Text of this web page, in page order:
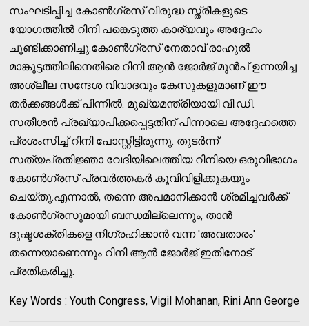
സംഘടിപ്പിച്ച കോൺഗ്രസ് വിരുദ്ധ സ്ത്രീകളുടെ
യോഗത്തിൽ റിനി പങ്കെടുത്ത കാര്യവും അദ്ദേഹം
ചൂണ്ടിക്കാണിച്ചു.കോൺഗ്രസ് നേതാവ് രാഹുൽ
മാങ്കൂട്ടത്തിലിനെതിരെ റിനി ആൻ ജോർജ് മുൻപ് ഉന്നയിച്ച
അശ്ലീല സന്ദേശ വിവാദവും കേസുകളുമാണ് ഈ
തർക്കങ്ങൾക്ക് പിന്നിൽ. മുഖ്യമന്ത്രിയായി വി.ഡി.
സതീശൻ പ്രഖ്യാപിക്കപ്പെട്ടതിന് പിന്നാലെ അദ്ദേഹത്തെ
പ്രശംസിച്ച് റിനി പോസ്റ്റിട്ടിരുന്നു. തുടർന്ന്
സത്യപ്രതിജ്ഞാ വേദിയിലെത്തിയ റിനിയെ ഒരുവിഭാഗം
കോൺഗ്രസ് പ്രവർത്തകർ കൂവിവിളിക്കുകയും
ചെയ്തു.എന്നാൽ, തന്നെ അപമാനിക്കാൻ ശ്രമിച്ചവർക്ക്
കോൺഗ്രസുമായി ബന്ധമില്ലെന്നും, താൻ
ദുഷ്ടശക്തികളെ നിഗ്രഹിക്കാൻ വന്ന 'അവതാരം'
തന്നെയാണെന്നും റിനി ആൻ ജോർജ് ഇതിനോട്
പ്രതികരിച്ചു.
Key Words : Youth Congress, Vigil Mohanan, Rini Ann George